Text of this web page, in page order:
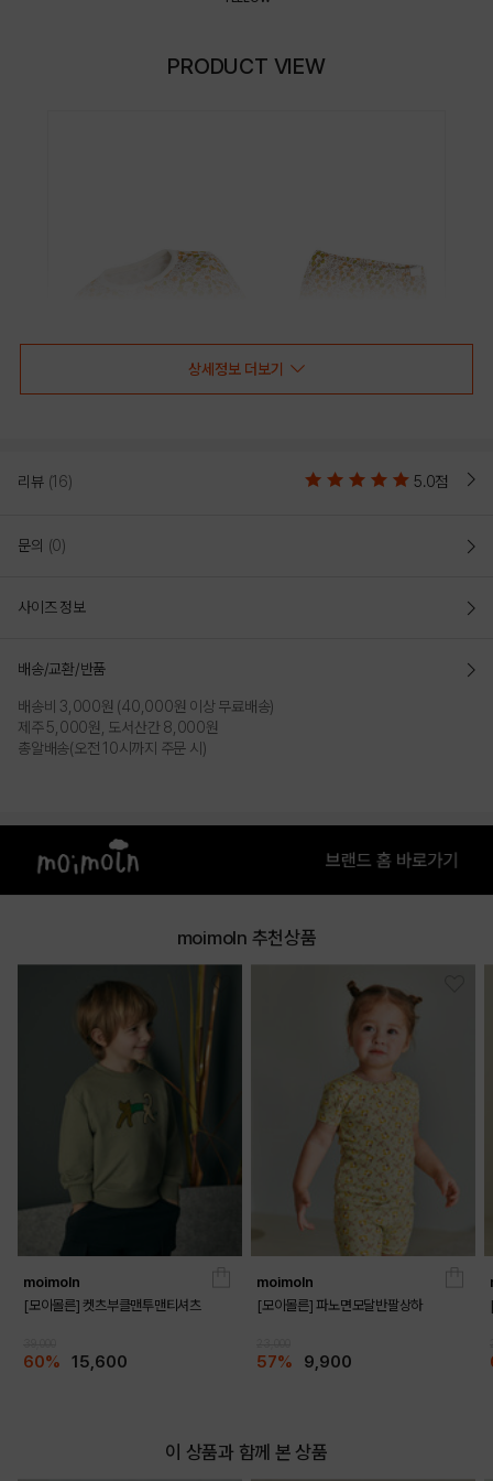
PRODUCT VIEW
상세정보 더보기
리뷰 (16) 5.0점
문의 (0)
사이즈 정보
배송/교환/반품
배송비 3,000원 (40,000원 이상 무료배송)
제주 5,000원, 도서산간 8,000원
총알배송(오전 10시까지 주문 시)
moimoln 추천상품
moimoln
[모이몰른] 켓츠부클맨투맨티셔츠
60% 15,600
moimoln
[모이몰른] 파노면모달반팔상하
57% 9,900
이 상품과 함께 본 상품